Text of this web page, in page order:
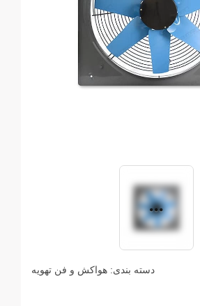
دسته بندی: هواکش و فن تهویه